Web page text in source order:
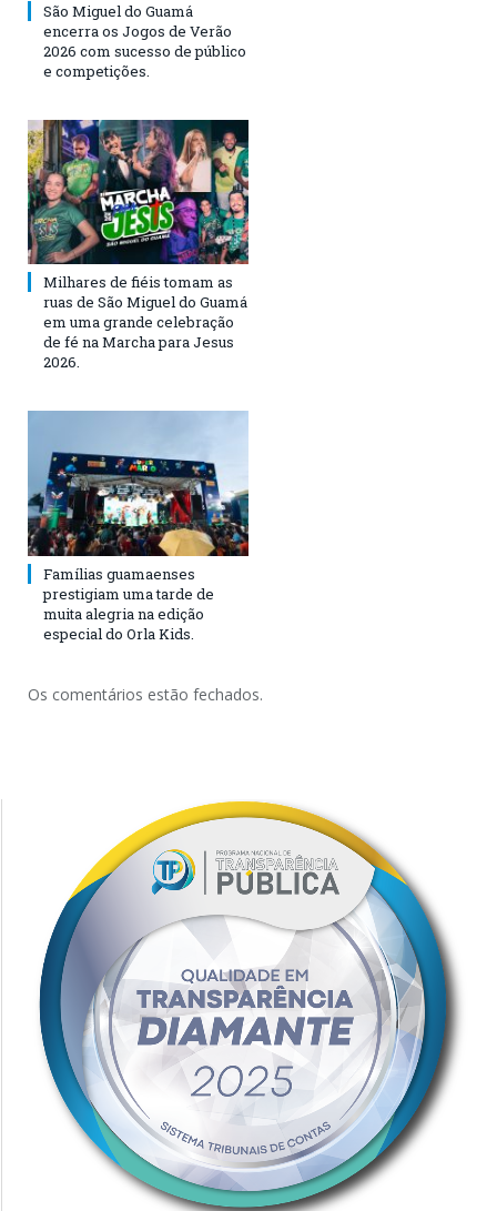
São Miguel do Guamá
encerra os Jogos de Verão
2026 com sucesso de público
e competições.
Milhares de fiéis tomam as
ruas de São Miguel do Guamá
em uma grande celebração
de fé na Marcha para Jesus
2026.
Famílias guamaenses
prestigiam uma tarde de
muita alegria na edição
especial do Orla Kids.
Os comentários estão fechados.